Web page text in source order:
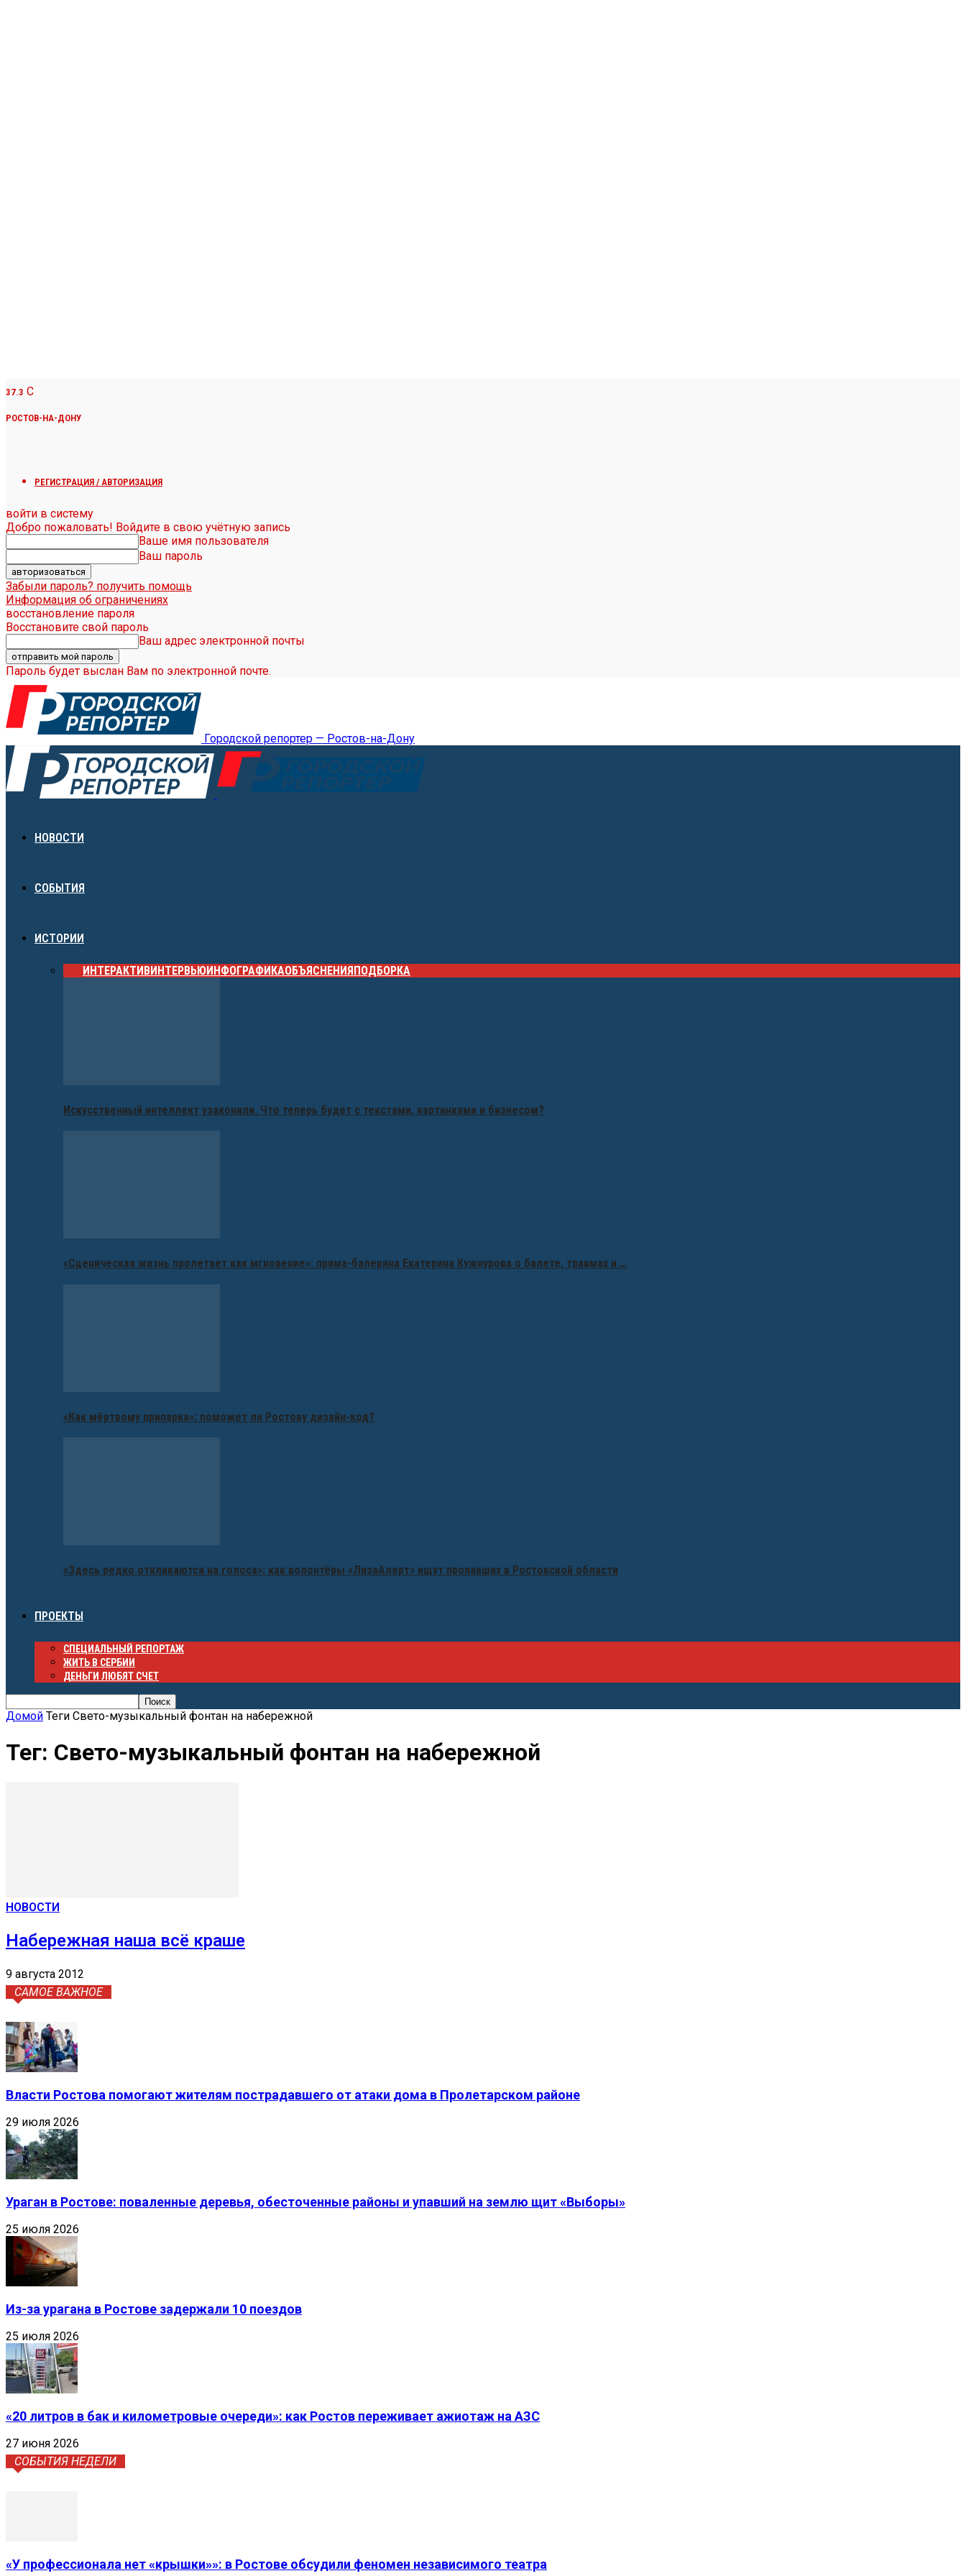
37.3 C
РОСТОВ-НА-ДОНУ
РЕГИСТРАЦИЯ / АВТОРИЗАЦИЯ
войти в систему
Добро пожаловать! Войдите в свою учётную запись
Ваше имя пользователя
Ваш пароль
Забыли пароль? получить помощь
Информация об ограничениях
восстановление пароля
Восстановите свой пароль
Ваш адрес электронной почты
Пароль будет выслан Вам по электронной почте.
Городской репортер — Ростов-на-Дону
НОВОСТИ
СОБЫТИЯ
ИСТОРИИ
ИНТЕРАКТИВИНТЕРВЬЮИНФОГРАФИКАОБЪЯСНЕНИЯПОДБОРКА
Искусственный интеллект узаконили. Что теперь будет с текстами, картинками и бизнесом?
«Сценическая жизнь пролетает как мгновение»: прима-балерина Екатерина Кужнурова о балете, травмах и …
«Как мёртвому припарка»: поможет ли Ростову дизайн-код?
«Здесь редко откликаются на голоса»: как волонтёры «ЛизаАлерт» ищут пропавших в Ростовской области
ПРОЕКТЫ
СПЕЦИАЛЬНЫЙ РЕПОРТАЖ
ЖИТЬ В СЕРБИИ
ДЕНЬГИ ЛЮБЯТ СЧЕТ
Домой Теги Свето-музыкальный фонтан на набережной
Тег: Свето-музыкальный фонтан на набережной
НОВОСТИ
Набережная наша всё краше
9 августа 2012
САМОЕ ВАЖНОЕ
Власти Ростова помогают жителям пострадавшего от атаки дома в Пролетарском районе
29 июля 2026
Ураган в Ростове: поваленные деревья, обесточенные районы и упавший на землю щит «Выборы»
25 июля 2026
Из-за урагана в Ростове задержали 10 поездов
25 июля 2026
«20 литров в бак и километровые очереди»: как Ростов переживает ажиотаж на АЗС
27 июня 2026
СОБЫТИЯ НЕДЕЛИ
«У профессионала нет «крышки»»: в Ростове обсудили феномен независимого театра